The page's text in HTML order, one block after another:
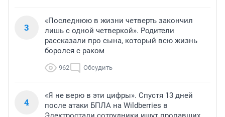
3
«Последнюю в жизни четверть закончил
лишь с одной четверкой». Родители
рассказали про сына, который всю жизнь
боролся с раком
962 Обсудить
4
«Я не верю в эти цифры». Спустя 13 дней
после атаки БПЛА на Wildberries в